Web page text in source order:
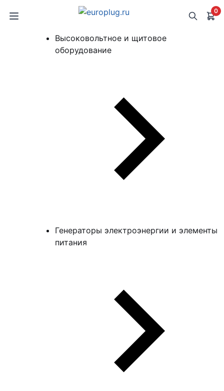
0
Высоковольтное и щитовое
оборудование
Генераторы электроэнергии и элементы
питания